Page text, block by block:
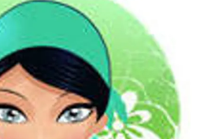
สุขภาพ
เที่ยว-กิน
Tasteful Thailand
Sanook Choice